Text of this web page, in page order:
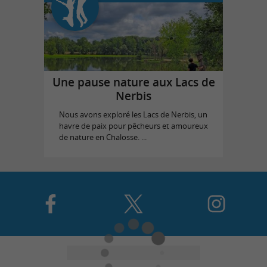
Une pause nature aux Lacs de
Nerbis
Nous avons exploré les Lacs de Nerbis, un
havre de paix pour pêcheurs et amoureux
de nature en Chalosse. ...